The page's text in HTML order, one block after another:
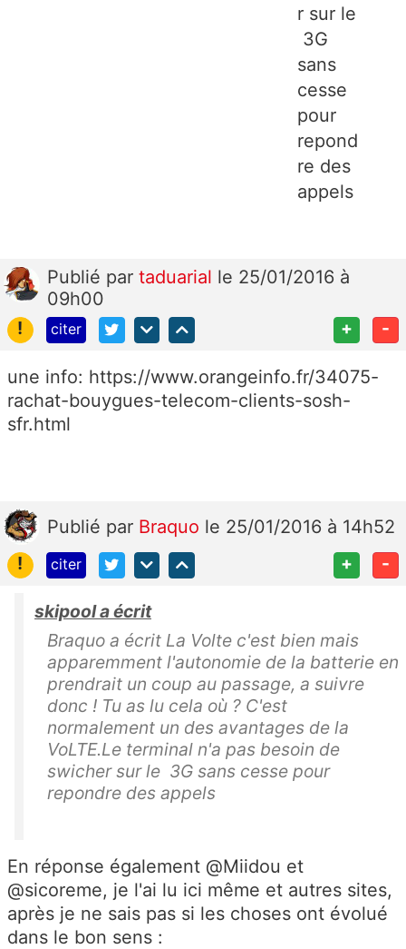
r sur le
3G
sans
cesse
pour
repond
re des
appels
Publié par taduarial le 25/01/2016 à
09h00
!
citer + -
une info: https://www.orangeinfo.fr/34075-
rachat-bouygues-telecom-clients-sosh-
sfr.html
Publié par Braquo le 25/01/2016 à 14h52
!
citer + -
skipool a écrit
Braquo a écrit La Volte c'est bien mais
apparemment l'autonomie de la batterie en
prendrait un coup au passage, a suivre
donc ! Tu as lu cela où ? C'est
normalement un des avantages de la
VoLTE.Le terminal n'a pas besoin de
swicher sur le 3G sans cesse pour
repondre des appels
En réponse également @Miidou et
@sicoreme, je l'ai lu ici même et autres sites,
après je ne sais pas si les choses ont évolué
dans le bon sens :